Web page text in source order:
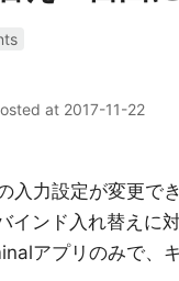
at 2017-11-22
入力設定が変更で
インド入れ替えに対
アプリのみで、